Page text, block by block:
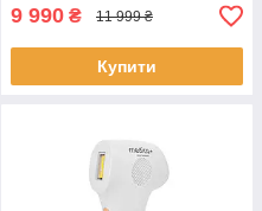
9 990 ₴ 11 999 ₴
Купити